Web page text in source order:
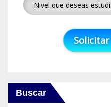
Buscar